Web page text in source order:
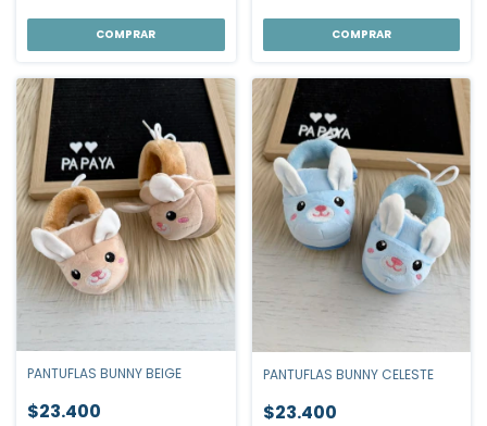
COMPRAR COMPRAR
PANTUFLAS BUNNY BEIGE
$23.400
PANTUFLAS BUNNY CELESTE
$23.400